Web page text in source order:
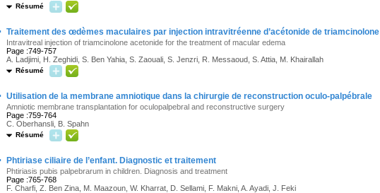
Résumé
Traitement des œdèmes maculaires par injection intravitréenne d’acétonide de triamcinolone
Intravitreal injection of triamcinolone acetonide for the treatment of macular edema
Page :749-757
A. Ladjimi, H. Zeghidi, S. Ben Yahia, S. Zaouali, S. Jenzri, R. Messaoud, S. Attia, M. Khairallah
Résumé
Utilisation de la membrane amniotique dans la chirurgie de reconstruction oculo-palpébrale
Amniotic membrane transplantation for oculopalpebral and reconstructive surgery
Page :759-764
C. Oberhansli, B. Spahn
Résumé
Phtiriase ciliaire de l’enfant. Diagnostic et traitement
Phtiriasis pubis palpebrarum in children. Diagnosis and treatment
Page :765-768
F. Charfi, Z. Ben Zina, M. Maazoun, W. Kharrat, D. Sellami, F. Makni, A. Ayadi, J. Feki